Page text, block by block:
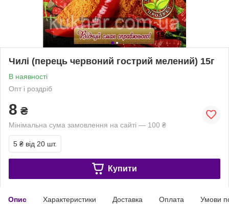
Чилі (перець червоний гострий мелений) 15г
В наявності
Опт і роздріб
8 ₴
Мінімальна сума замовлення на сайті — 100 ₴
5 ₴ від 20 шт.
Купити
Опис Характеристики Доставка Оплата Умови